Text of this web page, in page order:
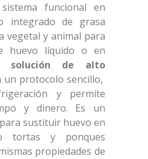
funcional en
integrado de grasa
vegetal y animal para
huevo líquido o en
solución de alto
un protocolo sencillo,
y permite
y dinero. Es un
sustituir huevo en
tortas y ponques
propiedades de